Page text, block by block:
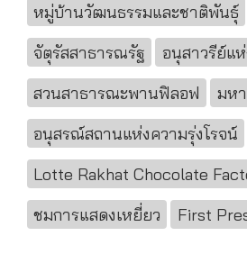
หมู่บ้านวัฒนธรรมและชาติพันธุ์
จัตุรัสสาธารณรัฐ
อนุสาวรีย์แ
สวนสาธารณะพานฟิลอฟ
มห
อนุสรณ์สถานแห่งความรุ่งโรจน์
Lotte Rakhat Chocolate
ชมการแสดงเหยี่ยว
First